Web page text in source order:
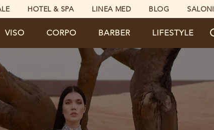
HOTEL & SPA LINEA MED BLOG SALONI
VISO CORPO BARBER LIFESTYLE